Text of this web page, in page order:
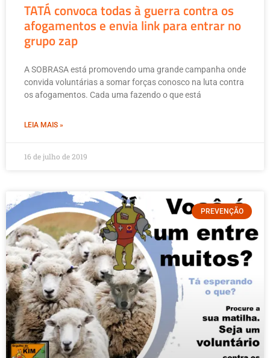
TATÁ convoca todas à guerra contra os
afogamentos e envia link para entrar no
grupo zap
A SOBRASA está promovendo uma grande campanha onde
convida voluntárias a somar forças conosco na luta contra
os afogamentos. Cada uma fazendo o que está
LEIA MAIS »
16 de julho de 2019
PREVENÇÃO